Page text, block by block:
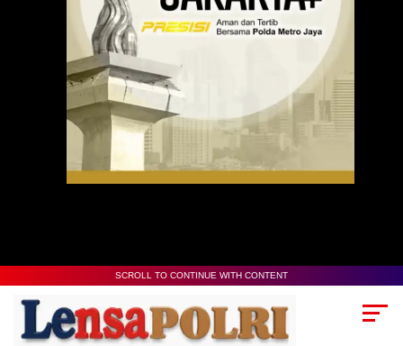
SCROLL TO CONTINUE WITH CONTENT